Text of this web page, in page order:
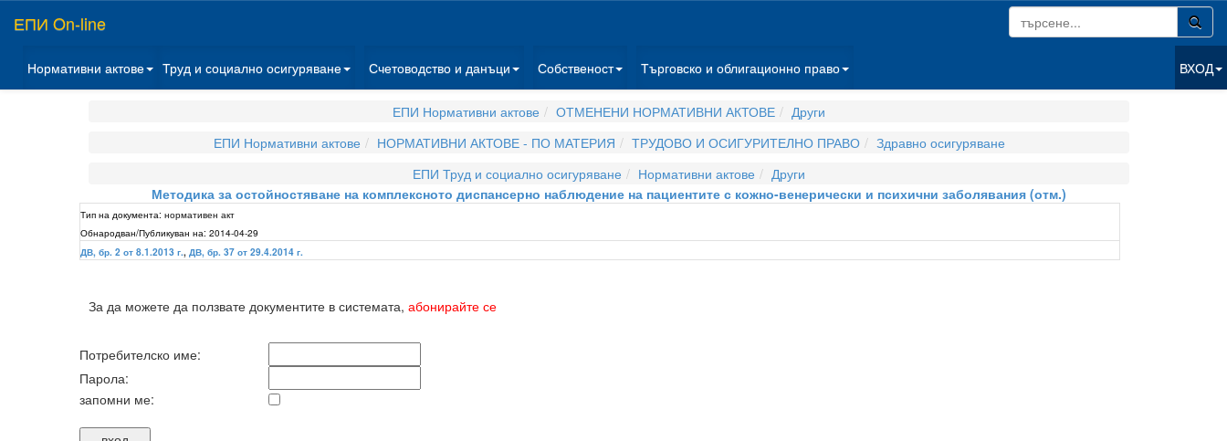
ЕПИ On-line
Нормативни актове Труд и социално осигуряване Счетоводство и данъци Собственост Търговско и облигационно право ВХОД
ЕПИ Нормативни актове ОТМЕНЕНИ НОРМАТИВНИ АКТОВЕ
Други
ЕПИ Нормативни актове
НОРМАТИВНИ АКТОВЕ - ПО МАТЕРИЯ ТРУДОВО И ОСИГУРИТЕЛНО ПРАВО
Здравно осигуряване
ЕПИ Труд и социално осигуряване
Нормативни актове
Други
Методика за остойностяване на комплексното диспансерно наблюдение на пациентите с кожно-венерически и психични заболявания (отм.)
Тип на документа: нормативен акт
Обнародван/Публикуван на: 2014-04-29
ДВ, бр. 2 от 8.1.2013 г., ДВ, бр. 37 от 29.4.2014 г.
За да можете да ползвате документите в системата, абонирайте се
Потребителско име:
Парола:
запомни ме: